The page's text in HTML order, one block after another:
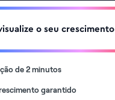
o seu crescimento
de 2 minutos
garantido